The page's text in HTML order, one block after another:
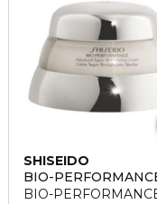
SHISEIDO
BIO-
BIO-